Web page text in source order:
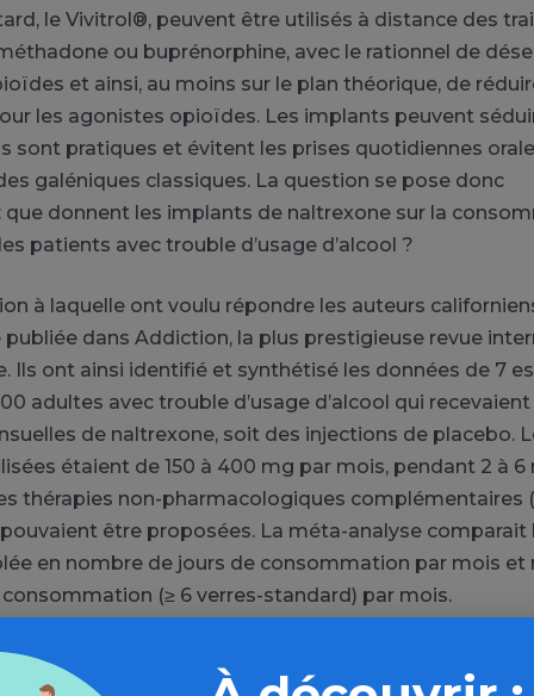
le Vivitrol®, peuvent être utilisés à distance des
ou buprénorphine, avec le rationnel de
et ainsi, au moins sur le plan théorique, de
les agonistes opioïdes. Les implants peuvent
sont pratiques et évitent les prises quotidiennes
galéniques classiques. La question se pose donc
que donnent les implants de naltrexone sur la
patients avec trouble d’usage d’alcool ?
à laquelle ont voulu répondre les auteurs
dans Addiction, la plus prestigieuse revue
Ils ont ainsi identifié et synthétisé les données de 7
adultes avec trouble d’usage d’alcool qui
de naltrexone, soit des injections de placebo.
étaient de 150 à 400 mg par mois, pendant 2 à 6
thérapies non-pharmacologiques complémentaires
pouvaient être proposées. La méta-analyse comparait
en nombre de jours de consommation par mois et
(≥ 6 verres-standard) par mois.
montrent que les patients sous naltrexone avaient
-3,4 ;-0,6)de consommation d’alcool en moins chaque